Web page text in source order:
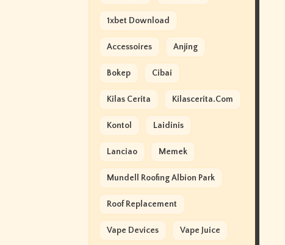
1xbet Download
Accessoires Anjing
Bokep Cibai
Kilas Cerita Kilascerita.com
Kontol Laidinis
Lanciao Memek
Mundell Roofing Albion Park
Roof Replacement
Vape Devices Vape Juice